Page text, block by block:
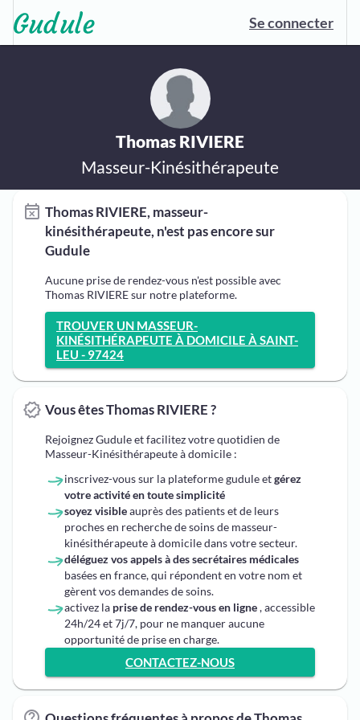
Se connecter
Thomas RIVIERE
Masseur-Kinésithérapeute
Thomas RIVIERE, masseur-
kinésithérapeute, n'est pas encore sur
Gudule
Aucune prise de rendez-vous n'est possible avec
Thomas RIVIERE sur notre plateforme.
TROUVER UN MASSEUR-
KINÉSITHÉRAPEUTE À DOMICILE À SAINT-
LEU - 97424
Vous êtes Thomas RIVIERE ?
Rejoignez Gudule et facilitez votre quotidien de
Masseur-Kinésithérapeute à domicile :
inscrivez-vous sur la plateforme gudule etgérez
votre activité en toute simplicité
soyez visibleauprès des patients et de leurs
proches en recherche de soins de masseur-
kinésithérapeute à domicile dans votre secteur.
déléguez vos appels à des secrétaires médicales
basées en france, qui répondent en votre nom et
gèrent vos demandes de soins.
activez la prise de rendez-vous en ligne, accessible
24h/24 et 7j/7, pour ne manquer aucune
opportunité de prise en charge.
CONTACTEZ-NOUS